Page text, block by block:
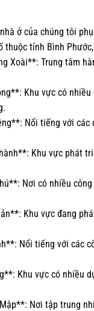
ở của chúng tôi
thuộc tỉnh Bình
Xoài**: Trung tâm
Khu vực có nhiều
Nổi tiếng với các
Khu vực phát
Nơi có nhiều
Khu vực đang
Nổi tiếng với các
Khu vực có nhiều
Nơi tập trung